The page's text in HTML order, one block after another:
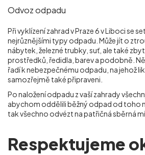
Odvoz odpadu
Při vyklízení zahrad v Praze 6 v Libocise
nejrůznějšími typy odpadu. Může jít o
nábytek, železné trubky, suť, ale také
prostředků, ředidla, barev a podobně.
řadí k nebezpečnému odpadu, na jehož
samozřejmě také připraveni.
Po naložení odpadu z vaší zahrady
abychom oddělili běžný odpad od toho
tak všechno odvézt na patřičná sběrná
Respektujeme